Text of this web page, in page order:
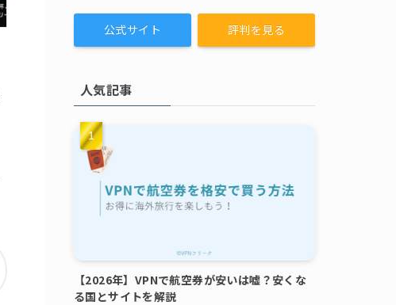
公式サイト 評判を見る
人気記事
【2026年】VPNで航空券が安いは嘘？安くな
る国とサイトを解説